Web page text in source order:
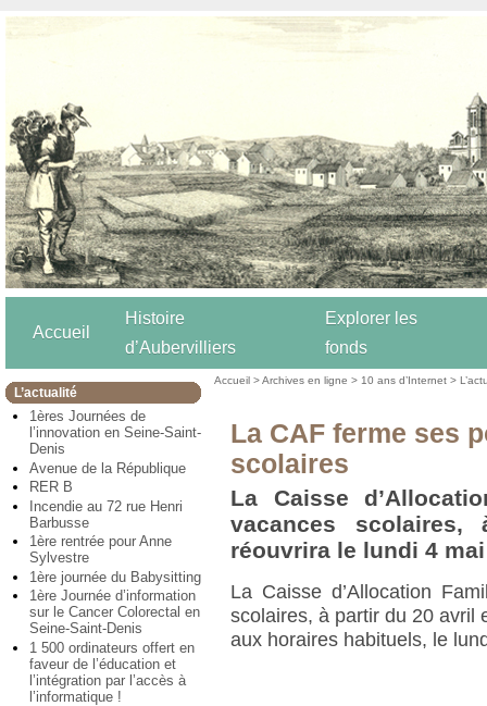
Accueil
Histoire
d’Aubervilliers
Explorer les
fonds
L’actualité
1ères Journées de
l’innovation en Seine-Saint-
Denis
Avenue de la République
RER B
Incendie au 72 rue Henri
Barbusse
1ère rentrée pour Anne
Sylvestre
1ère journée du Babysitting
1ère Journée d’information
sur le Cancer Colorectal en
Seine-Saint-Denis
1 500 ordinateurs offert en
faveur de l’éducation et
l’intégration par l’accès à
l’informatique !
Accueil >Archives en ligne > 10 ans d’Internet >
La CAF ferme ses
scolaires
La Caisse
vacances
réouvrira le lundi 4
La Caisse d’Allocation
scolaires, à partir du 20 avril
aux horaires habituels, le